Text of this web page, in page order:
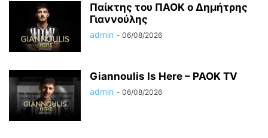
Παίκτης του ΠΑΟΚ ο Δημήτρης
Γιαννούλης
admin - 06/08/2026
Giannoulis Is Here – PAOK TV
admin - 06/08/2026